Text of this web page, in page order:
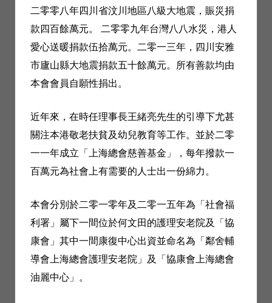
二零零八年四川省汶川地區八級大地震，賑災捐
款四百餘萬元。 二零零九年台灣八八水災，港人
愛心送暖捐款伍拾萬元。二零一三年，四川安雅
市廬山縣大地震捐款五十餘萬元。所有善款均由
本會會員自願性捐出。
近年來，在時任理事長王緒亮先生的引導下尤甚
關注本港敬老扶貧及幼兒教育等工作。並於二零
一一年成立「上海總會慈善基金」，每年撥款一
百萬元為社會上有需要的人士出一份綿力。
本會分別於二零一零年及二零一五年為「社會福
利署」屬下一間位於何文田的護理安老院及「協
康會」其中一間康復中心出資並命名為「鄰舍輔
導會上海總會護理安老院」及「協康會上海總會
油麗中心」。